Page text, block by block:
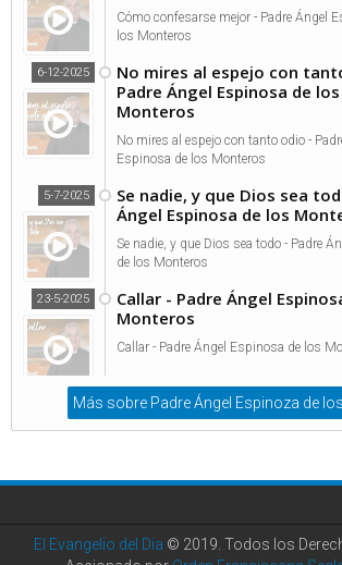
Cómo confesarse mejor - Padre Ángel
los Monteros
No mires al espejo con
Padre Ángel Espinosa de los
Monteros
6-12-2025
No mires al espejo con tanto odio -
Espinosa de los Monteros
Se nadie, y que Dios sea
Ángel Espinosa de los
5-7-2025
Se nadie, y que Dios sea todo - Padre
de los Monteros
Callar - Padre Ángel
Monteros
23-5-2025
Callar - Padre Ángel Espinosa de los
Más sobre Padre Ángel Espinoza de
El Evangelio del Dia © 2019. Todos los